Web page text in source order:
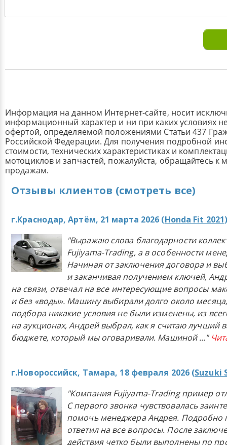
Информация на данном Интернет-сайте, носит
информационный характер и ни при каких условиях
офертой, определяемой положениями Статьи 437
Российской Федерации. Для получения подробной
стоимости, технических характеристиках и
мотоциклов и запчастей, пожалуйста, обращайтесь к
продажам.
Отзывы клиентов (смотреть все)
г.Краснодар, Артём, 21 марта 2026 (Honda Fit 2021
"Выражаю слова благодарности
Fujiyama-Trading, а в особенности
Начиная от заключения договора и
и заканчивая получением ключей,
на связи, отвечал на все интересующие вопросы
и без «воды». Машину выбирали долго около
подбора никакие условия не были изменены, из
на аукционах, Андрей выбрал, как я считаю лучший
бюджете, который мы оговаривали. Машиной..."
г.Новороссийск, Тамара, 18 февраля 2026 (Suzuki
"Компания Fujiyama-Trading пример
С первого звонка чувствовалась
помочь менеджера Андрея. Подробно
ответил на все вопросы. После
действия четко были выполнены по